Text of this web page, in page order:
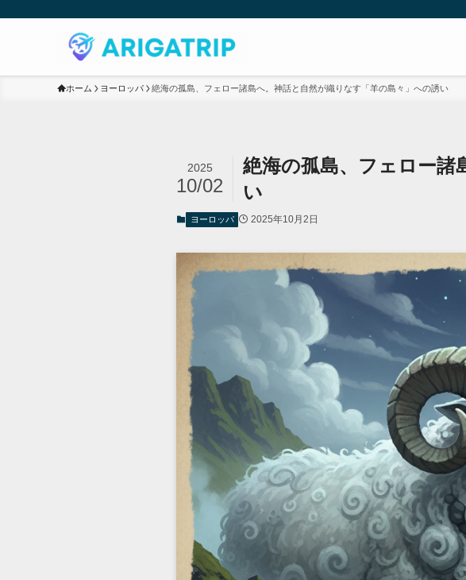
ホーム ヨーロッパ 絶海の孤島、フェロー諸島へ。神話と自然が織りなす「羊の島々」への誘い
絶海の孤島、フェロー諸
い
2025
10/02
ヨーロッパ 2025年10月2日